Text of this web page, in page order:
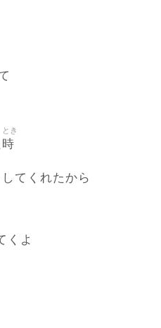
時
とき
してくれたから
くよ